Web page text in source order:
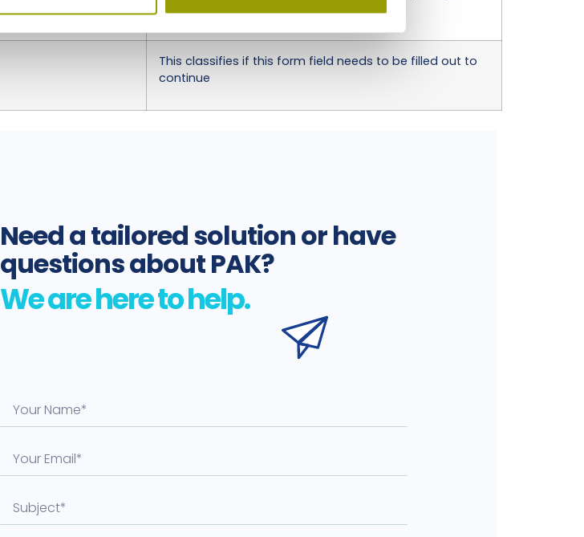
This classifies if this form field needs to be filled out to
continue
Need a tailored solution or have
questions about PAK?